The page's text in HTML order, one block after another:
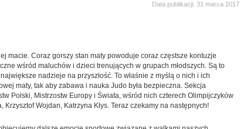
Data publikacji: 31 marca 2017
macie. Coraz gorszy stan maty powoduje coraz częstsze kontuzje
wśród maluchów i dzieci trenujących w grupach młodszych. Są to
nadzieje na przyszłość. To właśnie z myślą o nich i ich
maty, tak aby zabawa i nauka Judo była bezpieczna. Sekcja
Polski, Mistrzostw Europy i Świata, wśród nich czterech Olimpijczyków
Wojdan, Katrzyna Kłys. Teraz czekamy na następnych!